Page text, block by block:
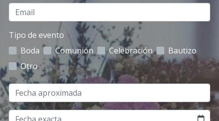
Tipo de evento
Boda
Comunión Celebración
Bautizo
Otro